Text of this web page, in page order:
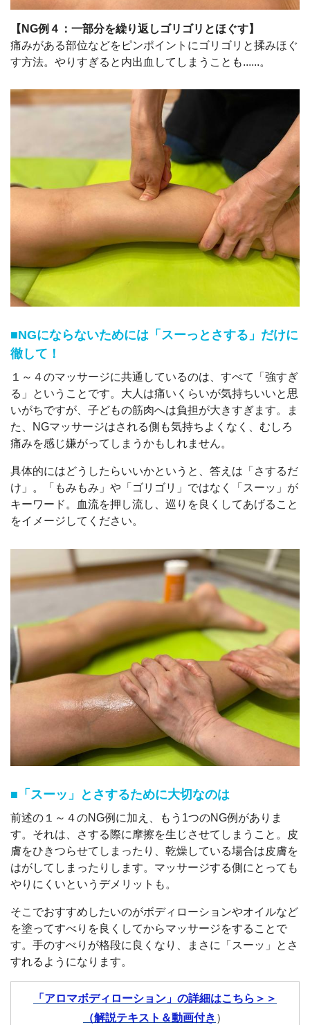
【NG例４：一部分を繰り返しゴリゴリとほぐす】
痛みがある部位などをピンポイントにゴリゴリと揉みほぐ
す方法。やりすぎると内出血してしまうことも......。
■NGにならないためには「スーっとさする」だけに
徹して！
１～４のマッサージに共通しているのは、すべて「強すぎ
る」ということです。大人は痛いくらいが気持ちいいと思
いがちですが、子どもの筋肉へは負担が大きすぎます。ま
た、NGマッサージはされる側も気持ちよくなく、むしろ
痛みを感じ嫌がってしまうかもしれません。
具体的にはどうしたらいいかというと、答えは「さするだ
け」。「もみもみ」や「ゴリゴリ」ではなく「スーッ」が
キーワード。血流を押し流し、巡りを良くしてあげること
をイメージしてください。
■「スーッ」とさするために大切なのは
前述の１～４のNG例に加え、もう1つのNG例がありま
す。それは、さする際に摩擦を生じさせてしまうこと。皮
膚をひきつらせてしまったり、乾燥している場合は皮膚を
はがしてしまったりします。マッサージする側にとっても
やりにくいというデメリットも。
そこでおすすめしたいのがボディローションやオイルなど
を塗ってすべりを良くしてからマッサージをすることで
す。手のすべりが格段に良くなり、まさに「スーッ」とさ
すれるようになります。
「アロマボディローション」の詳細はこちら＞＞
（解説テキスト＆動画付き ）